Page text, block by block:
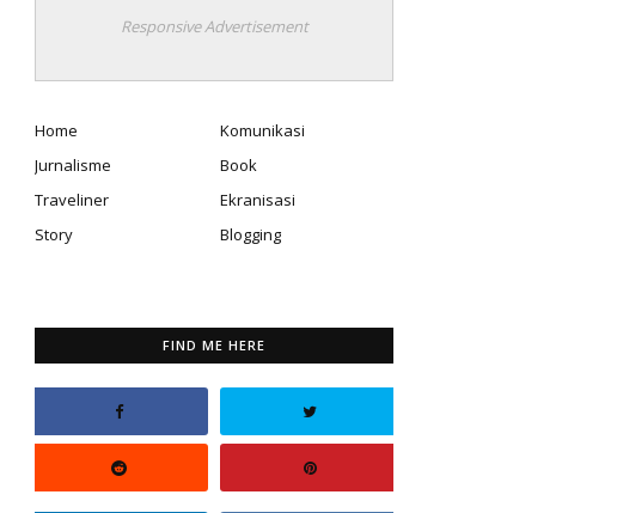
Responsive Advertisement
Home
Komunikasi
Jurnalisme
Book
Traveliner
Ekranisasi
Story
Blogging
FIND ME HERE